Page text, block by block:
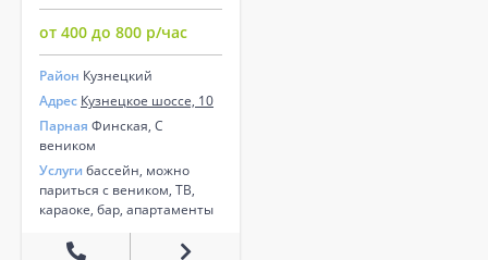
от 400 до 800 р/час
Район Кузнецкий
Адрес Кузнецкое шоссе, 10
Парная Финская, С
веником
Услуги бассейн, можно
париться с веником, ТВ,
караоке, бар, апартаменты